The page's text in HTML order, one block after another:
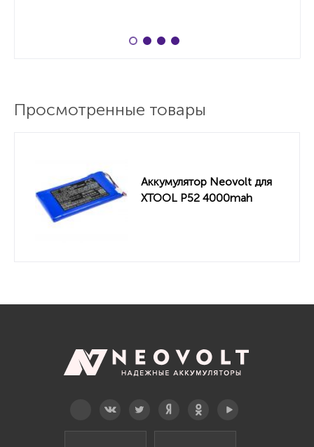
Просмотренные товары
Аккумулятор Neovolt для
XTOOL P52 4000mah